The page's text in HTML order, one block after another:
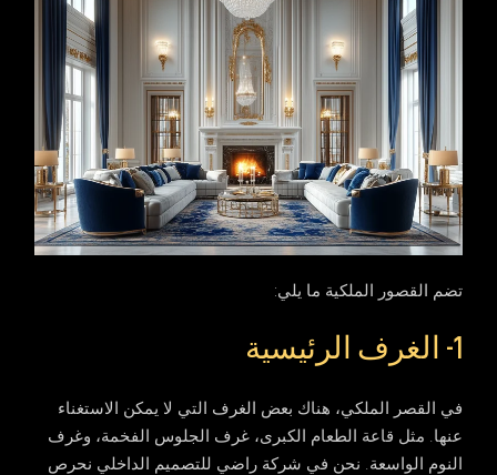
تضم القصور الملكية ما يلي:
1- الغرف الرئيسية
في القصر الملكي، هناك بعض الغرف التي لا يمكن الاستغناء
عنها. مثل قاعة الطعام الكبرى، غرف الجلوس الفخمة، وغرف
النوم الواسعة. نحن في شركة راضي للتصميم الداخلي نحرص